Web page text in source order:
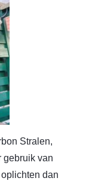
Stralen,
gebruik van
dan